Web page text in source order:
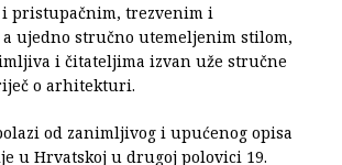
pristupačnim, trezvenim i
ujedno stručno utemeljenim stilom,
i čitateljima izvan uže stručne
o arhitekturi.
od zanimljivog i upućenog opisa
u Hrvatskoj u drugoj polovici 19.